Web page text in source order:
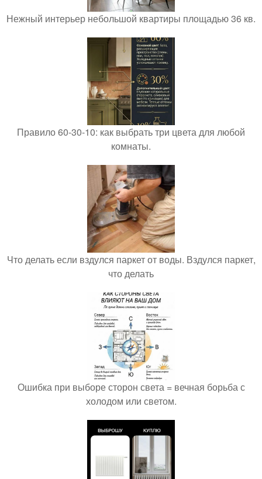
Нежный интерьер небольшой квартиры площадью 36 кв.
Правило 60-30-10: как выбрать три цвета для любой
комнаты.
Что делать если вздулся паркет от воды. Вздулся паркет,
что делать
Ошибка при выборе сторон света = вечная борьба с
холодом или светом.